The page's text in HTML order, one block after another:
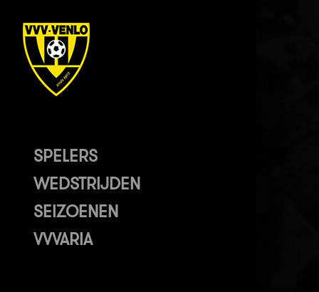
SPELERS
WEDSTRIJDEN
SEIZOENEN
VVVARIA